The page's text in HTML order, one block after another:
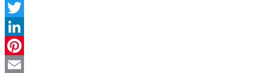
Facebook
Twitter
LinkedIn
Pinterest